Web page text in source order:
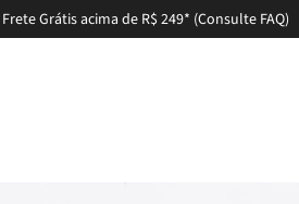
Frete Grátis acima de R$ 249* (Consulte FAQ)